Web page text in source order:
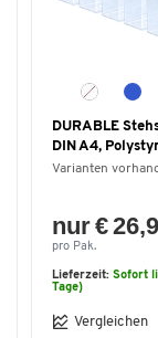
DURABLE
DIN A4,
Varianten
nur €
pro Pak.
Lieferzeit: Sofort
Tage)
Vergleichen